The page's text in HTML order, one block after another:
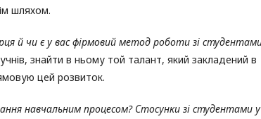
шляхом.
й чи є у вас фірмовий метод роботи зі
знайти в ньому той талант, який закладений в
цей розвиток.
навчальним процесом? Стосунки зі студентами